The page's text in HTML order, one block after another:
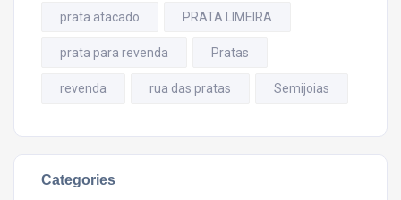
prata atacado PRATA LIMEIRA
prata para revenda Pratas
revenda rua das pratas Semijoias
Categories